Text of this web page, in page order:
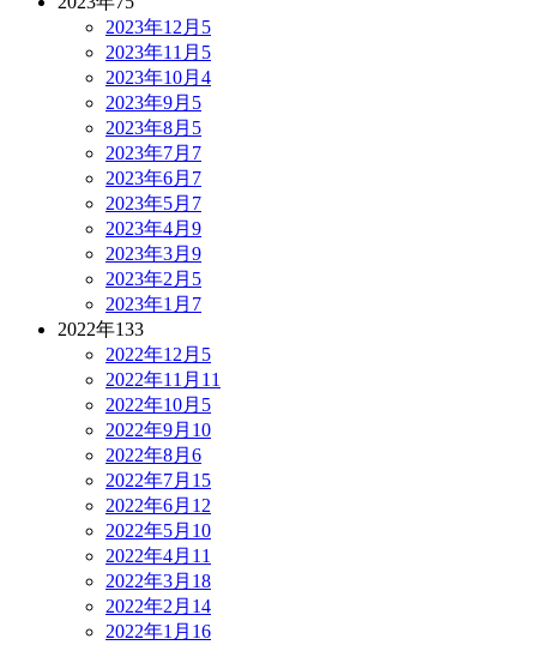
2023年12月 5
2023年11月 5
2023年10月 4
2023年9月 5
2023年8月 5
2023年7月 7
2023年6月 7
2023年5月 7
2023年4月 9
2023年3月 9
2023年2月 5
2023年1月 7
2022年133
2022年12月 5
2022年11月 11
2022年10月 5
2022年9月 10
2022年8月 6
2022年7月 15
2022年6月 12
2022年5月 10
2022年4月 11
2022年3月 18
2022年2月 14
2022年1月 16